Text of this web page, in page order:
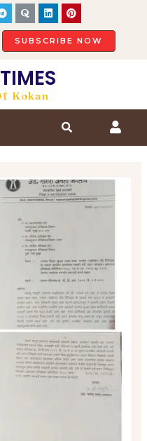
SUBSCRIBE NOW
Kokan